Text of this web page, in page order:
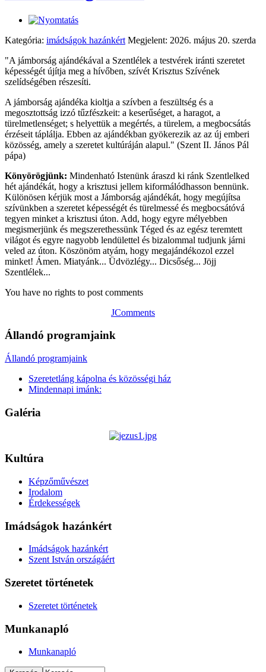
Kategória: imádságok hazánkért Megjelent: 2026. május 20. szerda
"A jámborság ajándékával a Szentlélek a testvérek iránti szeretet
képességét újítja meg a hívőben, szívét Krisztus Szívének
szelídségében részesíti.
A jámborság ajándéka kioltja a szívben a feszültség és a
megosztottság izzó tűzfészkeit: a keserűséget, a haragot, a
türelmetlenséget; s helyettük a megértés, a türelem, a megbocsátás
érzéseit táplálja. Ebben az ajándékban gyökerezik az az új emberi
közösség, amely a szeretet kultúráján alapul." (Szent II. János Pál
pápa)
Könyörögjünk: Mindenható Istenünk áraszd ki ránk Szentlelked
hét ajándékát, hogy a krisztusi jellem kiformálódhasson bennünk.
Különösen kérjük most a Jámborság ajándékát, hogy megújítsa
szívünkben a szeretet képességét és türelmessé és megbocsátóvá
tegyen minket a krisztusi úton. Add, hogy egyre mélyebben
megismerjünk és megszerethessünk Téged és az egész teremtett
világot és egyre nagyobb lendülettel és bizalommal tudjunk járni
veled az úton. Köszönöm atyám, hogy megajándékozol ezzel
minket! Ámen. Miatyánk... Üdvözlégy... Dicsőség... Jöjj
Szentlélek...
You have no rights to post comments
JComments
Állandó programjaink
Állandó programjaink
Szeretetláng kápolna és közösségi ház
Mindennapi imánk:
Galéria
Kultúra
Képzőművészet
Irodalom
Érdekességek
Imádságok hazánkért
Imádságok hazánkért
Szent István országáért
Szeretet történetek
Szeretet történetek
Munkanapló
Munkanapló